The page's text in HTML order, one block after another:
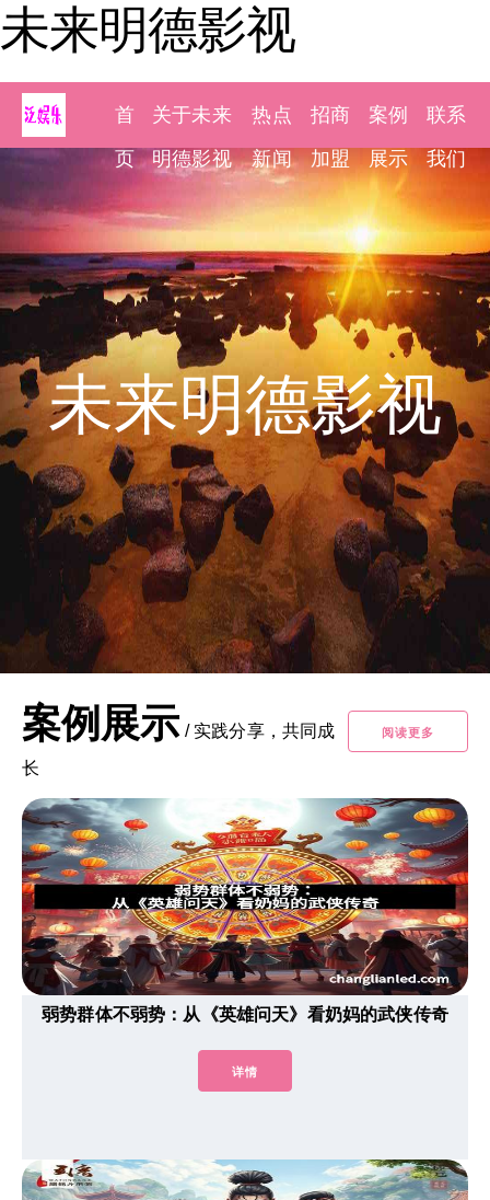
未来明德影视
首
页
关于未来
明德影视
热点
新闻
招商
加盟
案例
展示
联系
我们
未来明德影视
案例展示 / 实践分享，共同成
长
阅读更多
弱势群体不弱势：从《英雄问天》看奶妈的武侠传奇
详情